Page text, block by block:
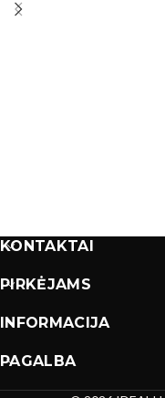
KONTAKTAI
PIRKĖJAMS
INFORMACIJA
PAGALBA